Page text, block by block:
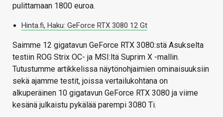
pulittamaan 1800 euroa.
Hinta.fi, Haku: GeForce RTX 3080 12 Gt
Saimme 12 gigatavun GeForce RTX 3080:stä Asukselta
testiin ROG Strix OC- ja MSI:ltä Suprim X -mallin.
Tutustumme artikkelissa näytönohjaimien ominaisuuksiin
sekä ajamme testit, joissa vertailukohtana on
alkuperäinen 10 gigatavun GeForce RTX 3080 ja viime
kesänä julkaistu pykälää parempi 3080 Ti.